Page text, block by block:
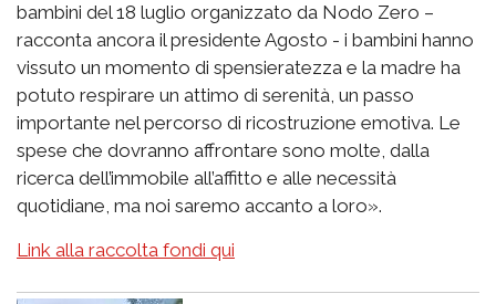
bambini del 18 luglio organizzato da Nodo Zero –
racconta ancora il presidente Agosto - i bambini hanno
vissuto un momento di spensieratezza e la madre ha
potuto respirare un attimo di serenità, un passo
importante nel percorso di ricostruzione emotiva. Le
spese che dovranno affrontare sono molte, dalla
ricerca dell’immobile all’affitto e alle necessità
quotidiane, ma noi saremo accanto a loro».
Link alla raccolta fondi qui